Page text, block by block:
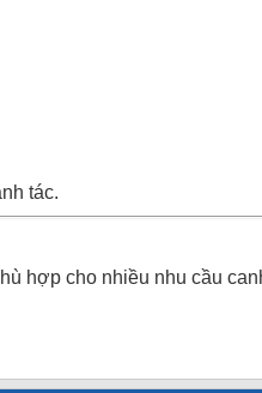
tác.
hợp cho nhiều nhu cầu